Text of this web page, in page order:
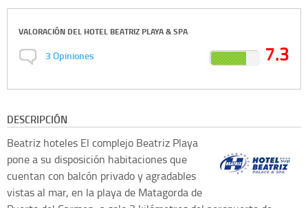
VALORACIÓN DEL HOTEL BEATRIZ PLAYA & SPA
3Opiniones 7.3
DESCRIPCIÓN
Beatriz hoteles El complejo Beatriz Playa
pone a su disposición habitaciones que
cuentan con balcón privado y agradables
vistas al mar, en la playa de Matagorda de